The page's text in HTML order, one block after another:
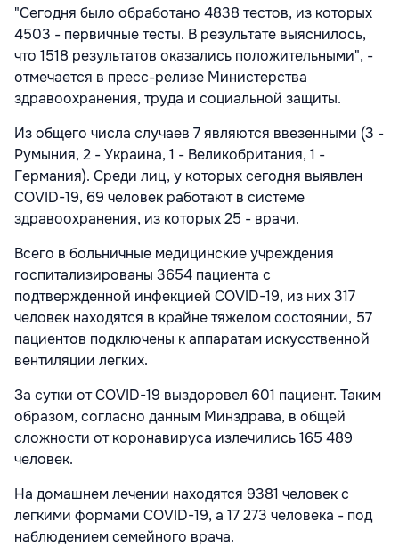
"Сегодня было обработано 4838 тестов, из которых
4503 - первичные тесты. В результате выяснилось,
что 1518 результатов оказались положительными", -
отмечается в пресс-релизе Министерства
здравоохранения, труда и социальной защиты.
Из общего числа случаев 7 являются ввезенными (3 -
Румыния, 2 - Украина, 1 - Великобритания, 1 -
Германия). Среди лиц, у которых сегодня выявлен
COVID-19, 69 человек работают в системе
здравоохранения, из которых 25 - врачи.
Всего в больничные медицинские учреждения
госпитализированы 3654 пациента с
подтвержденной инфекцией COVID-19, из них 317
человек находятся в крайне тяжелом состоянии, 57
пациентов подключены к аппаратам искусственной
вентиляции легких.
За сутки от COVID-19 выздоровел 601 пациент. Таким
образом, согласно данным Минздрава, в общей
сложности от коронавируса излечились 165 489
человек.
На домашнем лечении находятся 9381 человек с
легкими формами COVID-19, а 17 273 человека - под
наблюдением семейного врача.